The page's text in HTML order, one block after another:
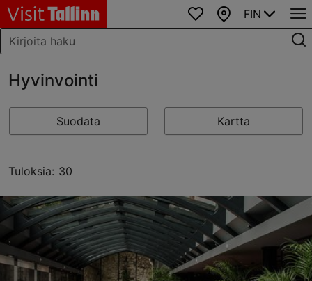
SuosikitKartta
FIN
Hyvinvointi
Suodata Kartta
Tuloksia: 30